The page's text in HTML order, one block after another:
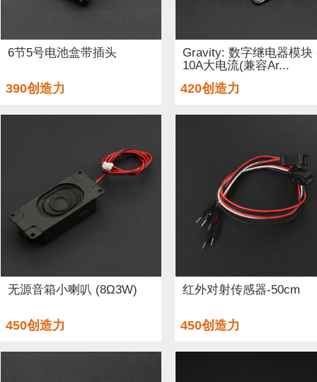
6节5号电池盒带插头
390创造力
Gravity: 数字继电器模块
10A大电流(兼容Ar...
420创造力
无源音箱小喇叭 (8Ω3W)
450创造力
红外对射传感器-50cm
450创造力